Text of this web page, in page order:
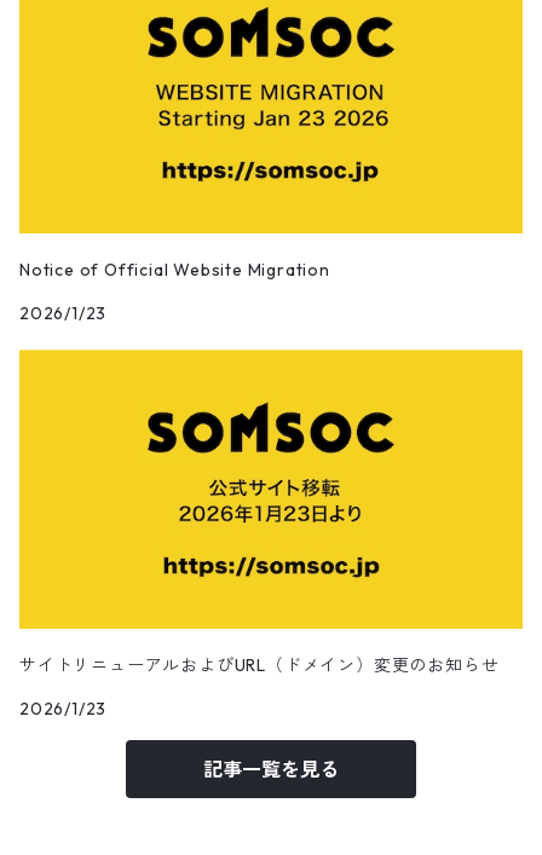
Photographic works
Digital Artworks
Bamboo Artworks
Maywa Denki/明和電機
Sun Yibing/孫一氷
田辺美那子
Notice of Official Website Migration
2026/1/23
サイトリニューアルおよびURL（ドメイン）変更のお知らせ
2026/1/23
記事一覧を見る